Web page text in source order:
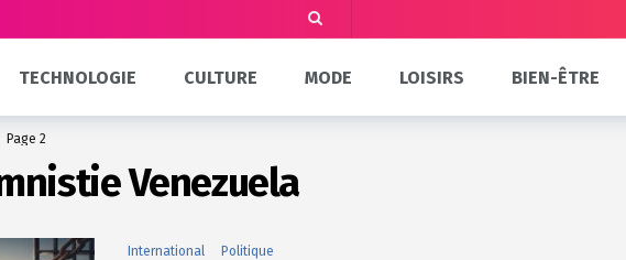
TECHNOLOGIE CULTURE MODE LOISIRS BIEN-ÊTRE
Page 2
Venezuela
International Politique